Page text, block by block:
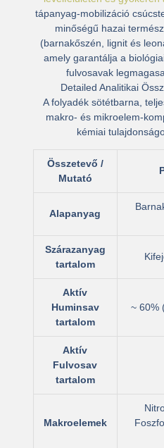
tápanyag-mobilizáció
minőségű hazai
(barnakőszén, lignit és
amely garantálja a
fulvosavak
Detailed Analitikai
A folyadék sötétbarna,
makro- és mikroelem-
kémiai
Összetevő /
Mutató
Alapanyag
Szárazanyag
tartalom
Aktív
Huminsav
tartalom
~ 60%
Aktív
Fulvosav
tartalom
Makroelemek